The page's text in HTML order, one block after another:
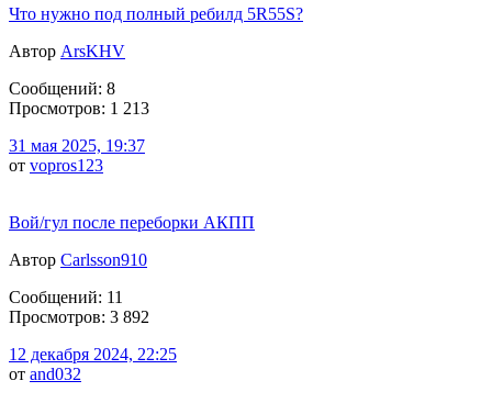
Что нужно под полный ребилд 5R55S?
Автор ArsKHV
Сообщений: 8
Просмотров: 1 213
31 мая 2025, 19:37
от vopros123
Вой/гул после переборки АКПП
Автор Carlsson910
Сообщений: 11
Просмотров: 3 892
12 декабря 2024, 22:25
от and032